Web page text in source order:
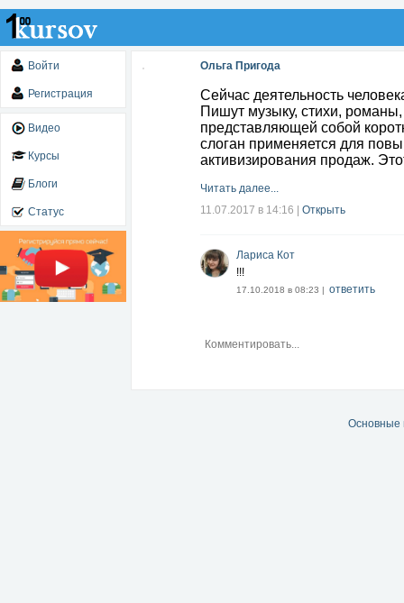
Войти
Регистрация
Видео
Курсы
Блоги
Статус
Ольга Пригода
Сейчас деятельность
Пишут музыку, стихи,
представляющей собой
слоган применяется для
активизирования продаж.
Читать далее...
11.07.2017 в 14:16
Открыть
Лариса Кот
!!!
17.10.2018 в 08:23 | ответить
Основные